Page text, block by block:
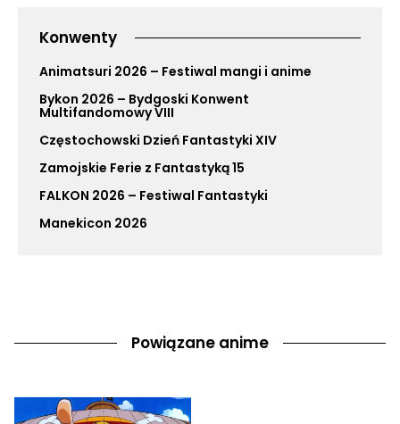
Konwenty
Animatsuri 2026 – Festiwal mangi i anime
Bykon 2026 – Bydgoski Konwent
Multifandomowy VIII
Częstochowski Dzień Fantastyki XIV
Zamojskie Ferie z Fantastyką 15
FALKON 2026 – Festiwal Fantastyki
Manekicon 2026
Powiązane anime